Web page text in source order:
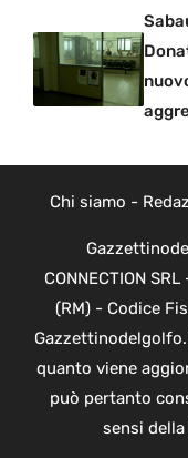
Chi siamo -
CONNECTION
(RM) - Codice
quanto viene
può pertanto
sensi